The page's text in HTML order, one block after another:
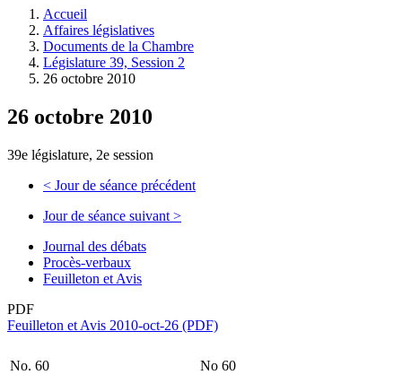
législative.
Accueil
Affaires législatives
Documents de la Chambre
Législature 39, Session 2
26 octobre 2010
26 octobre 2010
39e législature, 2e session
< Jour de séance précédent
Jour de séance suivant >
Journal des débats
Procès-verbaux
Feuilleton et Avis
PDF
Feuilleton et Avis 2010-oct-26 (PDF)
No. 60 No 60